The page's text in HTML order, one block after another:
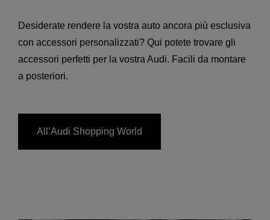
Desiderate rendere la vostra auto ancora più esclusiva
con accessori personalizzati? Qui potete trovare gli
accessori perfetti per la vostra Audi. Facili da montare
a posteriori.
All’Audi Shopping World